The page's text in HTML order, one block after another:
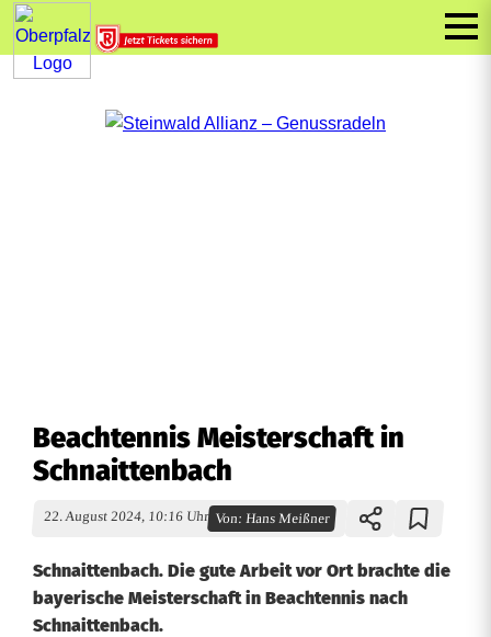
Beachtennis Meisterschaft in
Schnaittenbach
22. August 2024, 10:16 Uhr Von:Hans Meißner
Schnaittenbach. Die gute Arbeit vor Ort brachte die
bayerische Meisterschaft in Beachtennis nach
Schnaittenbach.